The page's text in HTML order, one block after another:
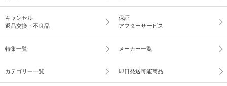
キャンセル
返品交換・不良品
保証
アフターサービス
特集一覧 メーカー一覧
カテゴリー一覧 即日発送可能商品